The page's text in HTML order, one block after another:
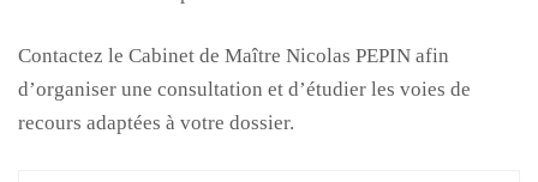
Contactez le Cabinet de Maître Nicolas PEPIN afin
d’organiser une consultation et d’étudier les voies de
recours adaptées à votre dossier.